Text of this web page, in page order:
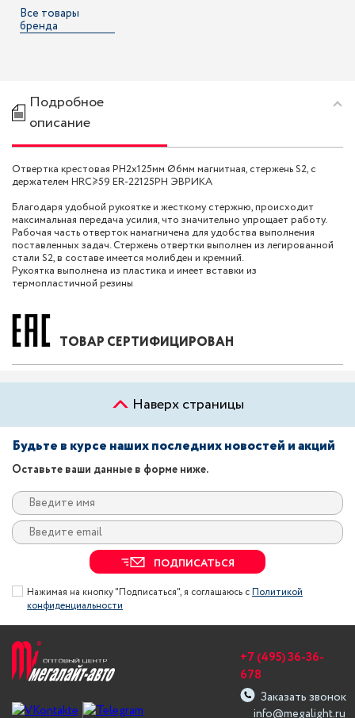
Все товары
бренда
Подробное
описание
Отвертка крестовая PH2х125мм Ø6мм магнитная, стержень S2, с
держателем HRC≥59 ER-22125PH ЭВРИКА
Благодаря удобной рукоятке и жесткому стержню, происходит
максимальная передача усилия, что значительно упрощает работу.
Рабочая часть отверток намагничена для удобства выполнения
поставленных задач. Стержень отвертки выполнен из легированной
стали S2, в составе имеется молибден и кремний.
Рукоятка выполнена из пластика и имеет вставки из
термопластичной резины
ТОВАР СЕРТИФИЦИРОВАН
Наверх страницы
Будьте в курсе наших последних новостей и акций
Оставьте ваши данные в форме ниже.
ПОДПИСАТЬСЯ
Нажимая на кнопку "Подписаться", я соглашаюсь сПолитикой
конфиденциальности
info@megalight.ru
+7 (495) 36-36-
678
Заказать звонок